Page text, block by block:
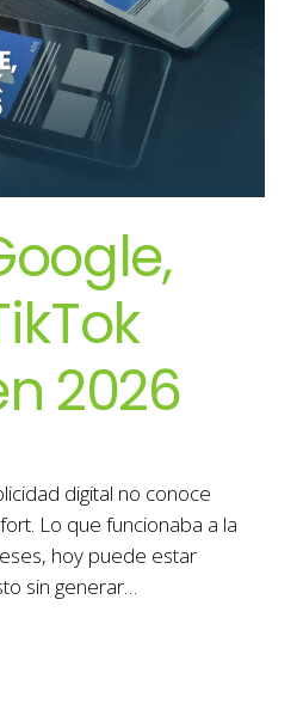
2026
digital no conoce
Lo que funcionaba a la
hoy puede estar
sin generar…